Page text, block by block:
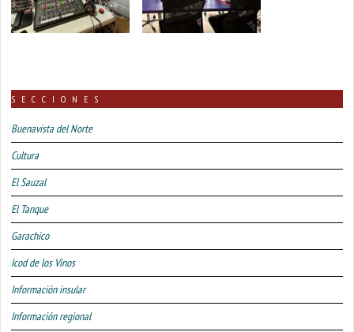
SECCIONES
Buenavista del Norte
Cultura
El Sauzal
El Tanque
Garachico
Icod de los Vinos
Información insular
Información regional